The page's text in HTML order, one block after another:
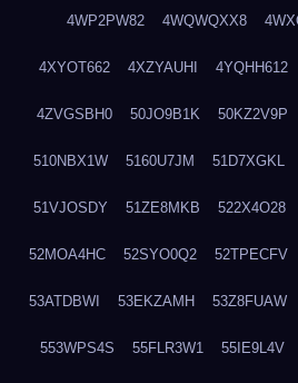
4WP2PW82 4WQWQXX8
4XYOT662 4XZYAUHI 4YQHH612
4ZVGSBH0 50JO9B1K 50KZ2V9P
510NBX1W 5160U7JM 51D7XGKL
51VJOSDY 51ZE8MKB 522X4O28
52MOA4HC 52SYO0Q2 52TPECFV
53ATDBWI 53EKZAMH 53Z8FUAW
553WPS4S 55FLR3W1 55IE9L4V